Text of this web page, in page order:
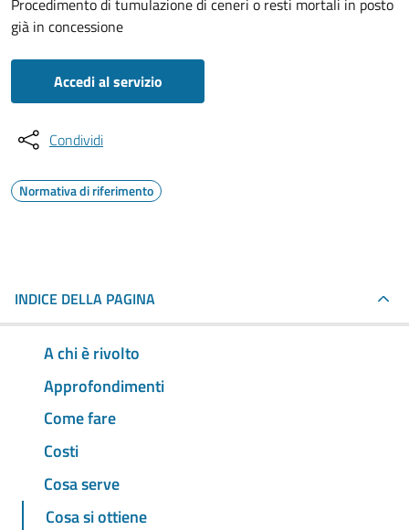
Procedimento di tumulazione di ceneri o resti mortali in posto
già in concessione
Accedi al servizio
Condividi
Normativa di riferimento
INDICE DELLA PAGINA
A chi è rivolto
Approfondimenti
Come fare
Costi
Cosa serve
Cosa si ottiene